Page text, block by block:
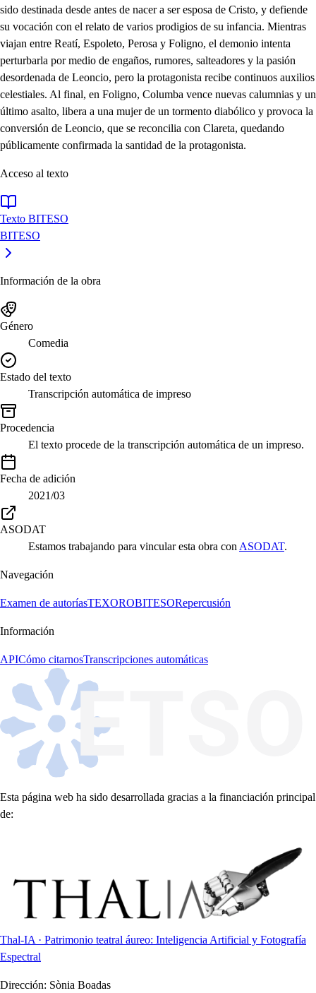
sido destinada desde antes de nacer a ser esposa de Cristo, y defiende
su vocación con el relato de varios prodigios de su infancia. Mientras
viajan entre Reatí, Espoleto, Perosa y Foligno, el demonio intenta
perturbarla por medio de engaños, rumores, salteadores y la pasión
desordenada de Leoncio, pero la protagonista recibe continuos auxilios
celestiales. Al final, en Foligno, Columba vence nuevas calumnias y un
último asalto, libera a una mujer de un tormento diabólico y provoca la
conversión de Leoncio, que se reconcilia con Clareta, quedando
públicamente confirmada la santidad de la protagonista.
Acceso al texto
Texto BITESO
BITESO
Información de la obra
Género
Comedia
Estado del texto
Transcripción automática de impreso
Procedencia
El texto procede de la transcripción automática de un impreso.
Fecha de adición
2021/03
ASODAT
Estamos trabajando para vincular esta obra con ASODAT.
Navegación
Examen de autoríasTEXOROBITESORepercusión
Información
APICómo citarnosTranscripciones automáticas
Esta página web ha sido desarrollada gracias a la financiación principal
de:
Thal-IA · Patrimonio teatral áureo: Inteligencia Artificial y Fotografía
Espectral
Dirección: Sònia Boadas